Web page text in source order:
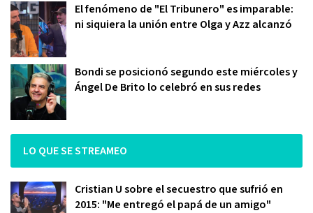
El fenómeno de "El Tribunero" es imparable:
ni siquiera la unión entre Olga y Azz alcanzó
Bondi se posicionó segundo este miércoles y
Ángel De Brito lo celebró en sus redes
LO QUE SE STREAMEO
Cristian U sobre el secuestro que sufrió en
2015: "Me entregó el papá de un amigo"